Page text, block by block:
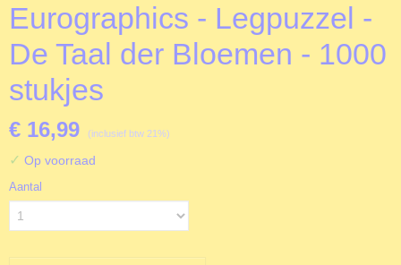
Eurographics - Legpuzzel -
De Taal der Bloemen - 1000
stukjes
€ 16,99 (inclusief btw 21%)
✓ Op voorraad
Aantal